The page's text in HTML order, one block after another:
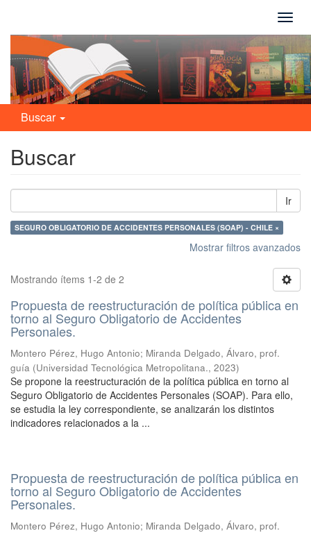
Buscar
Buscar
Ir
SEGURO OBLIGATORIO DE ACCIDENTES PERSONALES (SOAP) - CHILE ×
Mostrar filtros avanzados
Mostrando ítems 1-2 de 2
Propuesta de reestructuración de política pública en
torno al Seguro Obligatorio de Accidentes
Personales.
Montero Pérez, Hugo Antonio; Miranda Delgado, Álvaro, prof.
guía (Universidad Tecnológica Metropolitana., 2023)
Se propone la reestructuración de la política pública en torno al
Seguro Obligatorio de Accidentes Personales (SOAP). Para ello,
se estudia la ley correspondiente, se analizarán los distintos
indicadores relacionados a la ...
Propuesta de reestructuración de política pública en
torno al Seguro Obligatorio de Accidentes
Personales.
Montero Pérez, Hugo Antonio; Miranda Delgado, Álvaro, prof.